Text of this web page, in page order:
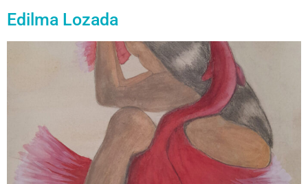
Edilma Lozada